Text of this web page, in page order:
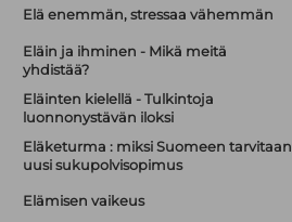
Elä enemmän, stressaa vähemmän
Eläin ja ihminen - Mikä meitä
yhdistää?
Eläinten kielellä - Tulkintoja
luonnonystävän iloksi
Eläketurma : miksi Suomeen tarvitaan
uusi sukupolvisopimus
Elämisen vaikeus